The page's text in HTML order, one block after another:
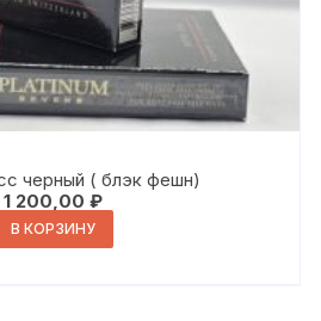
черный ( блэк фешн)
1 200,00₽
В КОРЗИНУ